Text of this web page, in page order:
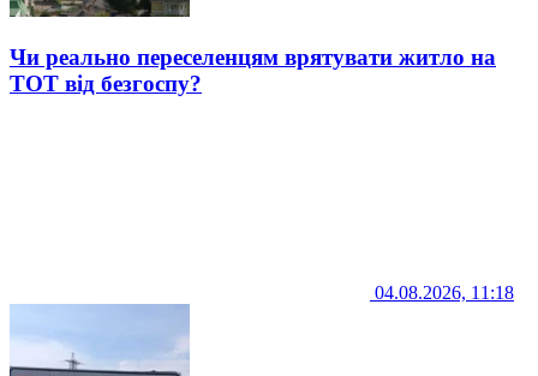
Чи реально переселенцям врятувати житло на
ТОТ від безгоспу?
04.08.2026, 11:18